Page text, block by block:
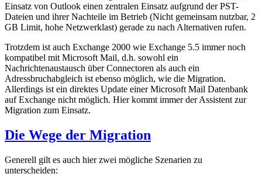
Einsatz von Outlook einen zentralen Einsatz aufgrund der PST-
Dateien und ihrer Nachteile im Betrieb (Nicht gemeinsam nutzbar, 2
GB Limit, hohe Netzwerklast) gerade zu nach Alternativen rufen.
Trotzdem ist auch Exchange 2000 wie Exchange 5.5 immer noch
kompatibel mit Microsoft Mail, d.h. sowohl ein
Nachrichtenaustausch über Connectoren als auch ein
Adressbruchabgleich ist ebenso möglich, wie die Migration.
Allerdings ist ein direktes Update einer Microsoft Mail Datenbank
auf Exchange nicht möglich. Hier kommt immer der Assistent zur
Migration zum Einsatz.
Die Wege der Migration
Generell gilt es auch hier zwei mögliche Szenarien zu
unterscheiden: